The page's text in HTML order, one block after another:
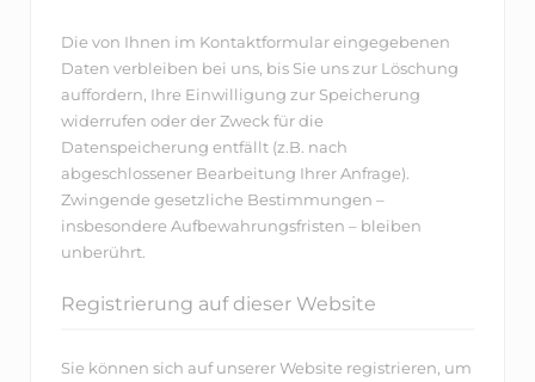
Die von Ihnen im Kontaktformular eingegebenen
Daten verbleiben bei uns, bis Sie uns zur Löschung
auffordern, Ihre Einwilligung zur Speicherung
widerrufen oder der Zweck für die
Datenspeicherung entfällt (z.B. nach
abgeschlossener Bearbeitung Ihrer Anfrage).
Zwingende gesetzliche Bestimmungen –
insbesondere Aufbewahrungsfristen – bleiben
unberührt.
Registrierung auf dieser Website
Sie können sich auf unserer Website registrieren, um